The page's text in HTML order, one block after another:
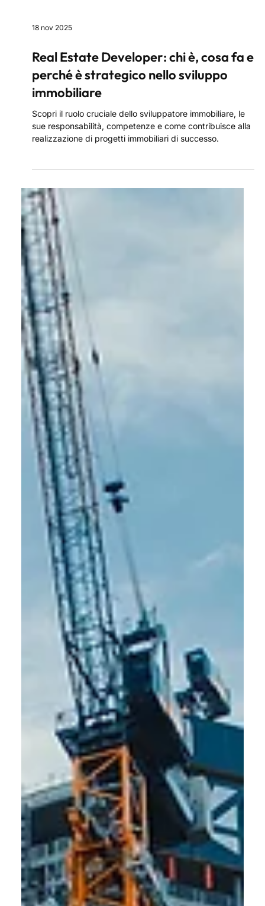
18 nov 2025
Real Estate Developer: chi è, cosa fa e
perché è strategico nello sviluppo
immobiliare
Scopri il ruolo cruciale dello sviluppatore immobiliare, le
sue responsabilità, competenze e come contribuisce alla
realizzazione di progetti immobiliari di successo.